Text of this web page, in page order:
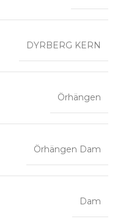
DYRBERG KERN
Örhängen
Örhängen Dam
Dam